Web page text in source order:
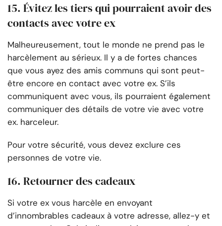
15. Évitez les tiers qui pourraient avoir des
contacts avec votre ex
Malheureusement, tout le monde ne prend pas le
harcèlement au sérieux. Il y a de fortes chances
que vous ayez des amis communs qui sont peut-
être encore en contact avec votre ex. S’ils
communiquent avec vous, ils pourraient également
communiquer des détails de votre vie avec votre
ex. harceleur.
Pour votre sécurité, vous devez exclure ces
personnes de votre vie.
16. Retourner des cadeaux
Si votre ex vous harcèle en envoyant
d’innombrables cadeaux à votre adresse, allez-y et